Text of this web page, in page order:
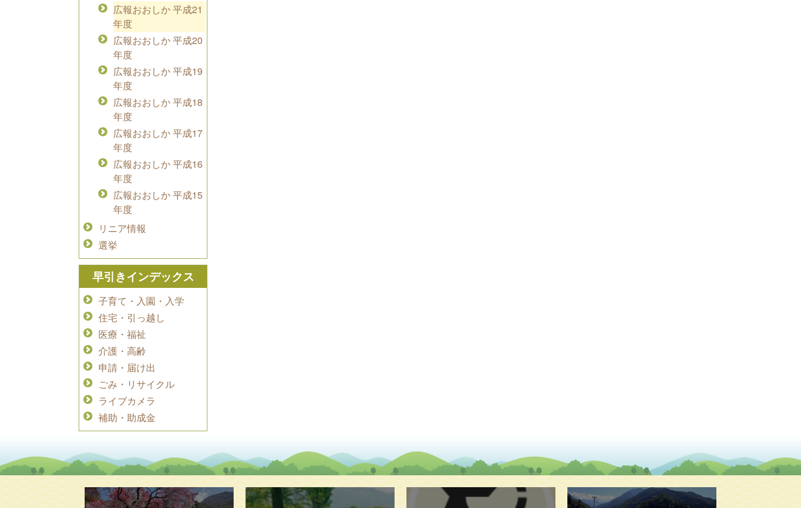
広報おおしか 平成21
年度
広報おおしか 平成20
年度
広報おおしか 平成19
年度
広報おおしか 平成18
年度
広報おおしか 平成17
年度
広報おおしか 平成16
年度
広報おおしか 平成15
年度
リニア情報
選挙
早引きインデックス
子育て・入園・入学
住宅・引っ越し
医療・福祉
介護・高齢
申請・届け出
ごみ・リサイクル
ライブカメラ
補助・助成金